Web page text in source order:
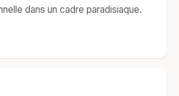
dans un cadre paradisiaque.